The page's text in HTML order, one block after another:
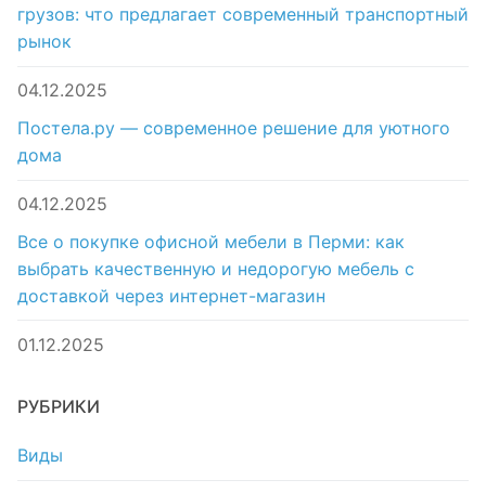
грузов: что предлагает современный транспортный
рынок
04.12.2025
Постела.ру — современное решение для уютного
дома
04.12.2025
Все о покупке офисной мебели в Перми: как
выбрать качественную и недорогую мебель с
доставкой через интернет-магазин
01.12.2025
РУБРИКИ
Виды